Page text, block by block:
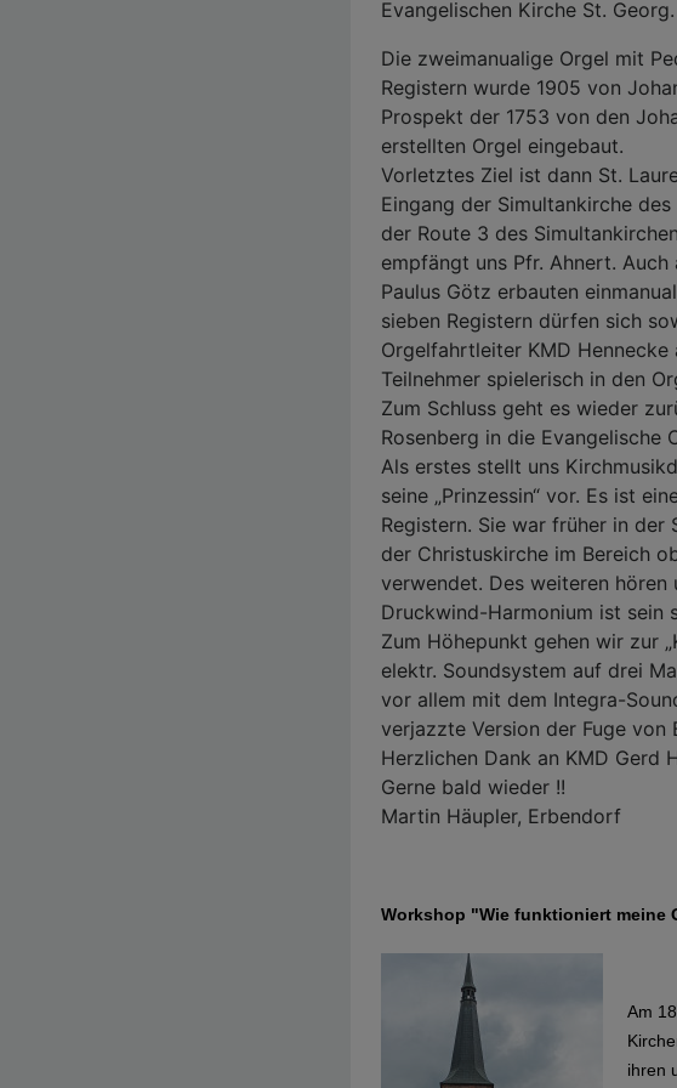
Evangelischen Kirche St. Georg.
Die zweimanualige Orgel mit
Registern wurde 1905 von
Prospekt der 1753 von den
erstellten Orgel eingebaut.
Vorletztes Ziel ist dann St.
Eingang der Simultankirche
der Route 3 des
empfängt uns Pfr. Ahnert. Auch
Paulus Götz erbauten
sieben Registern dürfen sich
Orgelfahrtleiter KMD Hennecke
Teilnehmer spielerisch in den
Zum Schluss geht es wieder
Rosenberg in die Evangelische
Als erstes stellt uns
seine „Prinzessin“ vor. Es ist
Registern. Sie war früher in
der Christuskirche im Bereich
verwendet. Des weiteren
Druckwind-Harmonium ist sein
Zum Höhepunkt gehen wir zur
elektr. Soundsystem auf drei
vor allem mit dem Integra-
verjazzte Version der Fuge von
Herzlichen Dank an KMD Gerd
Gerne bald wieder !!
Martin Häupler, Erbendorf
Workshop "Wie funktioniert meine
Am
ihren